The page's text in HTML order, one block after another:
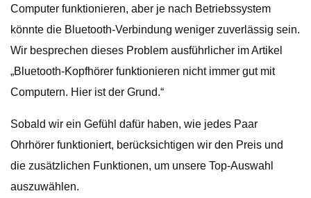
Computer funktionieren, aber je nach Betriebssystem
könnte die Bluetooth-Verbindung weniger zuverlässig sein.
Wir besprechen dieses Problem ausführlicher im Artikel
„Bluetooth-Kopfhörer funktionieren nicht immer gut mit
Computern. Hier ist der Grund.“
Sobald wir ein Gefühl dafür haben, wie jedes Paar
Ohrhörer funktioniert, berücksichtigen wir den Preis und
die zusätzlichen Funktionen, um unsere Top-Auswahl
auszuwählen.